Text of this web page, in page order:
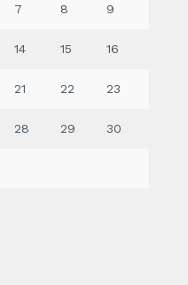
7 8 9
14 15 16
21 22 23
28 29 30